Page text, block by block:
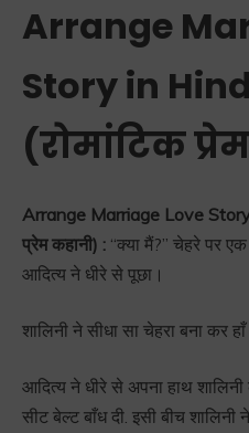
Arrange
Story in
(रोमांटिक
Arrange Marriage Love Story
प्रेम कहानी) : “क्या मैं?” चेहरे पर
आदित्य ने धीरे से पूछा।
शालिनी ने सीधा सा चेहरा बना कर हाँ
आदित्य ने धीरे से अपना हाथ
सीट बेल्ट बाँध दी. इसी बीच